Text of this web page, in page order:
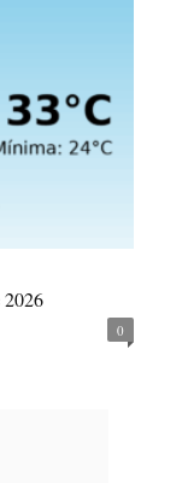
2026
0